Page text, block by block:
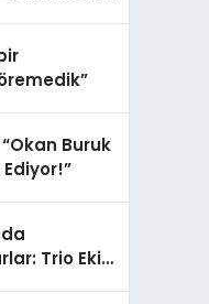
Buruk
Trio Ekip